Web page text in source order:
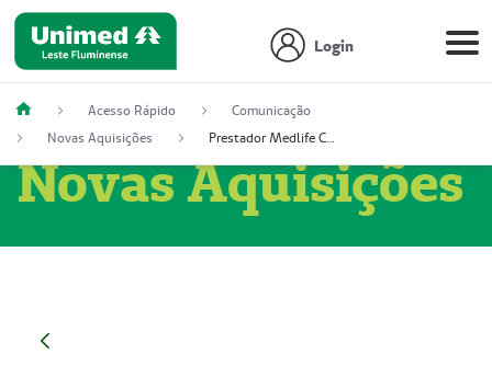
Login
Acesso Rápido
Comunicação
Novas Aquisições
Prestador Medlife Consultas e Diagnósticos (51004334-2)
Novas Aquisições